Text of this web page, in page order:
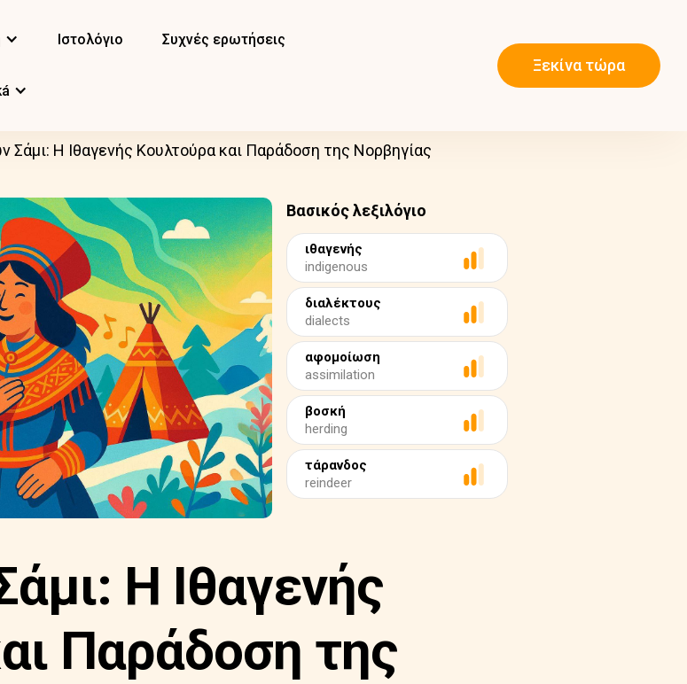
Ιστολόγιο Συχνές ερωτήσεις
Ξεκίνα τώρα
Σάμι: Η Ιθαγενής Κουλτούρα και Παράδοση της Νορβηγίας
Βασικός λεξιλόγιο
ιθαγενής
indigenous
διαλέκτους
dialects
αφομοίωση
assimilation
βοσκή
herding
τάρανδος
reindeer
Η Ιθαγενής
Παράδοση της